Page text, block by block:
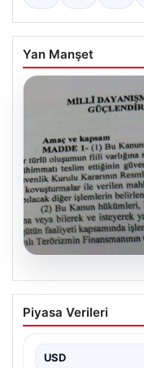
Yan Manşet
Süreç yasası
madde madde
Piyasa Verileri
USD